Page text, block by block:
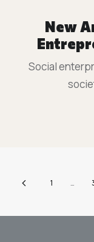
New
Social
1 …